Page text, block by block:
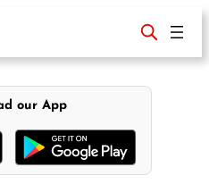
our App